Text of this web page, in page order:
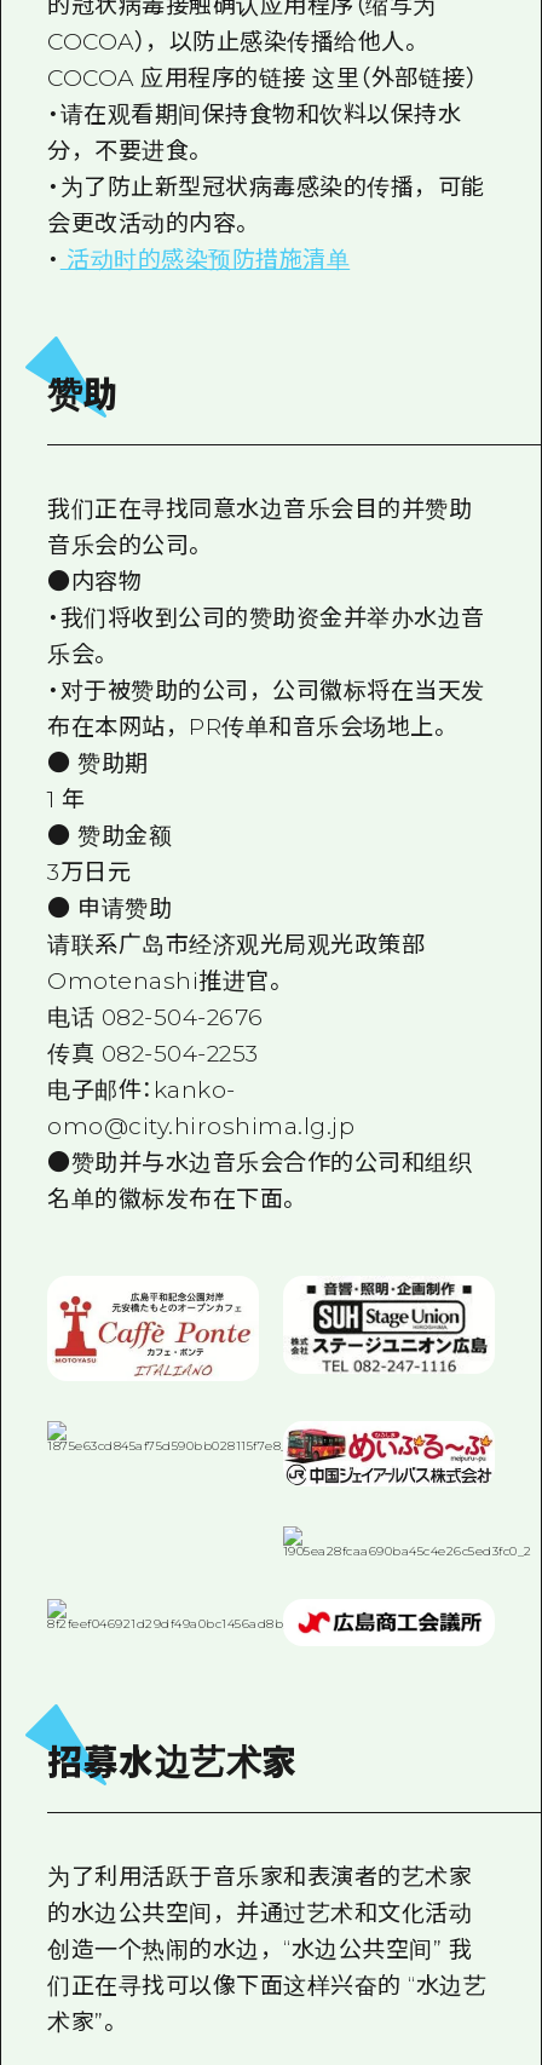
COCOA），以防止感染传播给他人。
COCOA 应用程序的链接这里（外部链接）
・请在观看期间保持食物和饮料以保持水
分，不要进食。
・为了防止新型冠状病毒感染的传播，可能
会更改活动的内容。
・ 活动时的感染预防措施清单
赞助
我们正在寻找同意水边音乐会目的并赞助
音乐会的公司。
●内容物
・我们将收到公司的赞助资金并举办水边音
乐会。
・对于被赞助的公司，公司徽标将在当天发
布在本网站，PR传单和音乐会场地上。
● 赞助期
1 年
● 赞助金额
3万日元
● 申请赞助
请联系广岛市经济观光局观光政策部
Omotenashi推进官。
电话 082-504-2676
传真 082-504-2253
电子邮件：kanko-
omo@city.hiroshima.lg.jp
●赞助并与水边音乐会合作的公司和组织
名单的徽标发布在下面。
招募水边艺术家
为了利用活跃于音乐家和表演者的艺术家
的水边公共空间，并通过艺术和文化活动
创造一个热闹的水边，“水边公共空间” 我
们正在寻找可以像下面这样兴奋的 “水边艺
术家”。